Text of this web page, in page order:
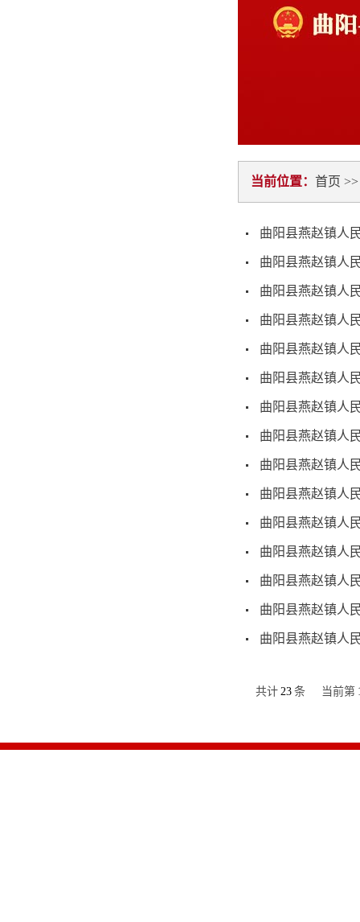
当前位置： 首页
曲阳县燕赵镇人
曲阳县燕赵镇人
曲阳县燕赵镇人
曲阳县燕赵镇人
曲阳县燕赵镇人
曲阳县燕赵镇人
曲阳县燕赵镇人
曲阳县燕赵镇人
曲阳县燕赵镇人
曲阳县燕赵镇人
曲阳县燕赵镇人
曲阳县燕赵镇人
曲阳县燕赵镇人
曲阳县燕赵镇人
曲阳县燕赵镇人
共计 23 条 当前第